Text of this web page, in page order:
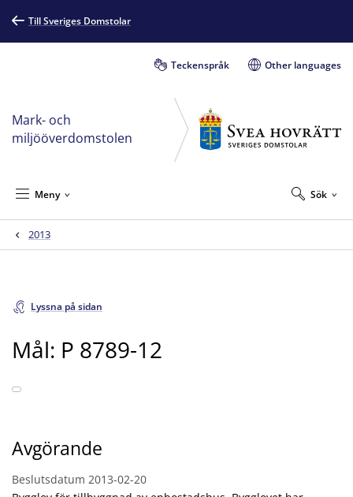
Till Sveriges Domstolar
Teckenspråk Other languages
Mark- och
miljööverdomstolen
Sök
Meny
2013
Lyssna på sidan
Mål: P 8789-12
Avgörande
Beslutsdatum 2013-02-20